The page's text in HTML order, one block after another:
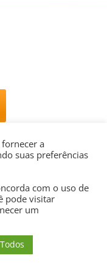
de Janeiro - RJ,
Space
a
suas preferências
com o uso de
pode visitar
um